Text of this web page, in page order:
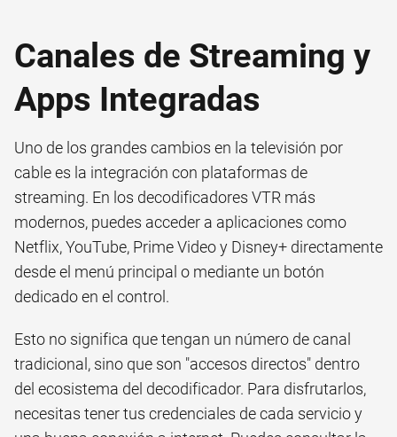
Canales de Streaming y
Apps Integradas
Uno de los grandes cambios en la televisión por
cable es la integración con plataformas de
streaming. En los decodificadores VTR más
modernos, puedes acceder a aplicaciones como
Netflix, YouTube, Prime Video y Disney+ directamente
desde el menú principal o mediante un botón
dedicado en el control.
Esto no significa que tengan un número de canal
tradicional, sino que son "accesos directos" dentro
del ecosistema del decodificador. Para disfrutarlos,
necesitas tener tus credenciales de cada servicio y